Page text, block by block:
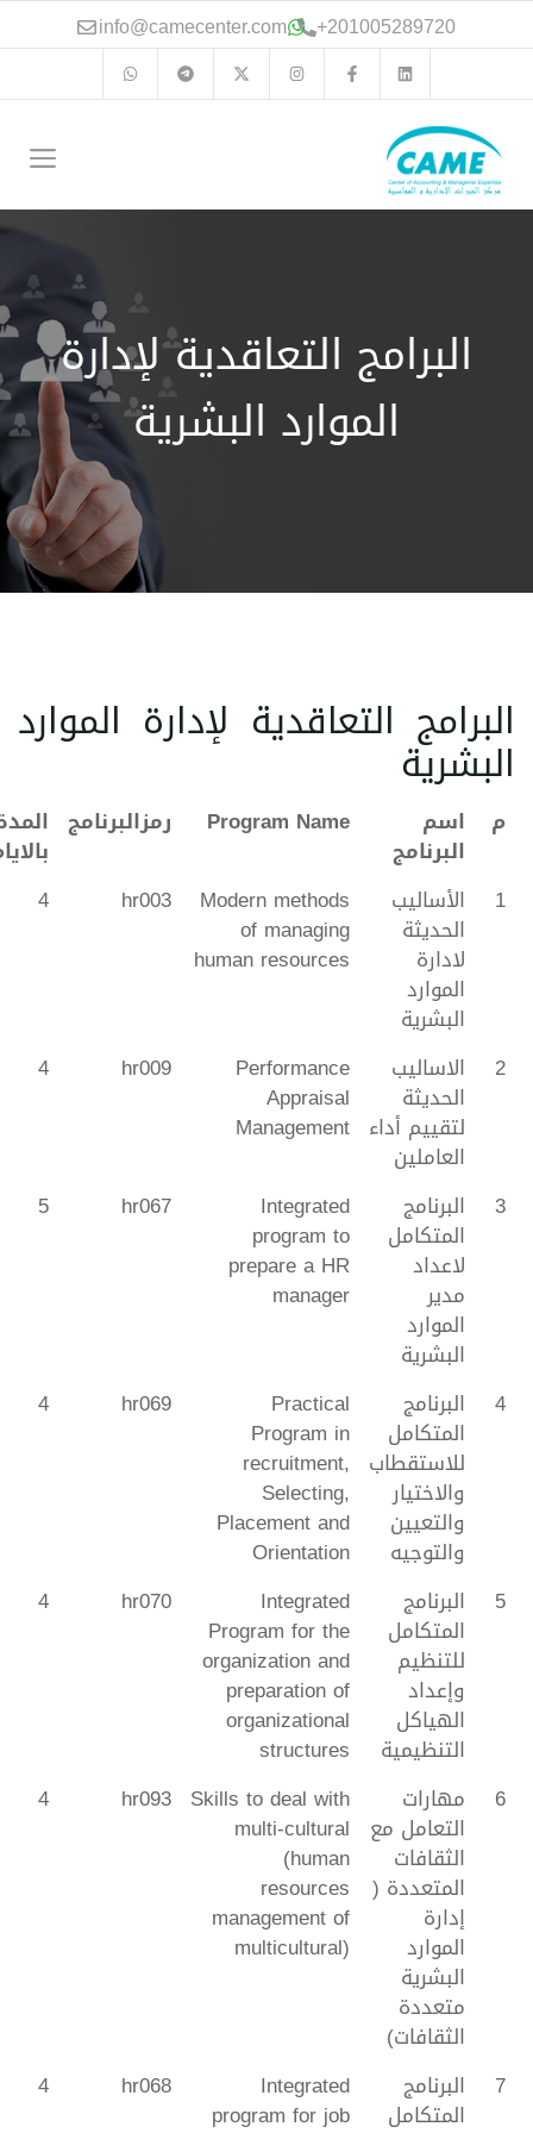
انتقل
إلى 201005289720
+
info@camecenter.com
البرامج التعاقدية لإدارة
الموارد البشرية
البرامج التعاقدية لإدارة الموارد
البشرية
م اسم
البرنامج
Program Name رمزالبرنامج
1
الأساليب
الحديثة
لادارة
الموارد
البشرية
Modern methods
of managing
human resources
hr003
4
2 الاساليب
الحديثة
لتقييم أداء
العاملين
Performance
Appraisal
Management
hr009
4
3 البرنامج
المتكامل
لاعداد
مدير
الموارد
البشرية
Integrated
program to
prepare a HR
manager
hr067
5
4 البرنامج
المتكامل
للاستقطاب
والاختيار
والتعيين
والتوجيه
Practical
Program in
recruitment,
Selecting,
Placement and
Orientation
hr069
4
5 البرنامج
المتكامل
للتنظيم
وإعداد
الهياكل
التنظيمية
Integrated
Program for the
organization and
preparation of
organizational
structures
hr070
4
6 مهارات
التعامل مع
الثقافات
المتعددة (
إدارة
الموارد
البشرية
متعددة
الثقافات)
Skills to deal with
multi-cultural
(human
resources
management of
multicultural)
hr093
4
7 البرنامج
المتكامل
Integrated
program for job
hr068
4